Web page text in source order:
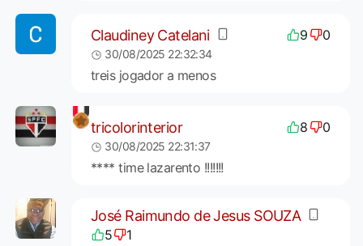
Claudiney Catelani 9 0
30/08/2025 22:32:34
treis jogador a menos
tricolorinterior 8 0
30/08/2025 22:31:37
**** time lazarento !!!!!!!
José Raimundo de Jesus SOUZA
5 1